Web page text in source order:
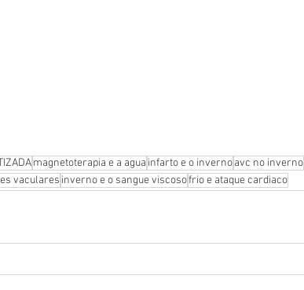
magnetoterapia e a agua infarto e o invernoavc no inverno
vaculares inverno e o sangue viscosofrio e ataque cardiaco